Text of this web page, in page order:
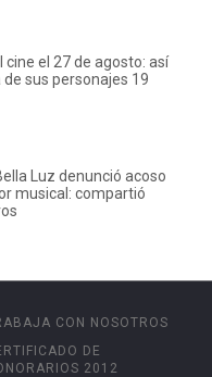
cine el 27 de agosto: así
sus personajes 19
Luz denunció acoso
musical: compartió
CON NOSOTROS
DE
2012